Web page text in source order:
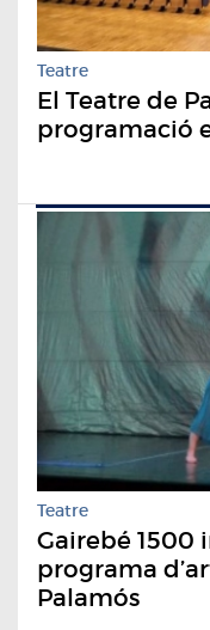
Teatre
El Teatre de
programació
Teatre
Gairebé 1500
programa
Palamós